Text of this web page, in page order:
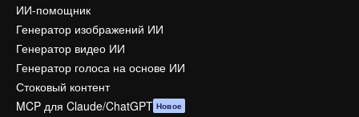
ИИ-помощник
Генератор изображений ИИ
Генератор видео ИИ
Генератор голоса на основе ИИ
Стоковый контент
MCP для Claude/ChatGPT Новое